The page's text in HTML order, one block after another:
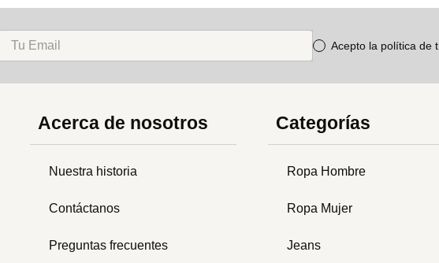
Acepto la política de
Acerca de nosotros
Nuestra historia
Contáctanos
Preguntas frecuentes
Categorías
Ropa Hombre
Ropa Mujer
Jeans